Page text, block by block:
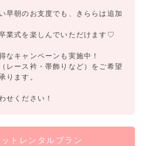
早朝のお支度でも、きららは追加
業式を楽しんでいただけます♡
なキャンペーンも実施中！
レース衿・帯飾りなど）をご希望
ります。
せください！
トレンタルプラン